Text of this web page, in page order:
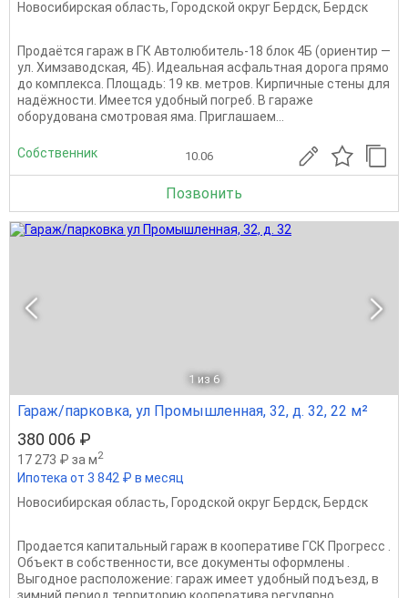
Новосибирская область, Городской округ Бердск, Бердск
Продаётся гараж в ГК Автолюбитель-18 блок 4Б (ориентир —
ул. Химзаводская, 4Б). Идеальная асфальтная дорога прямо
до комплекса. Площадь: 19 кв. метров. Кирпичные стены для
надёжности. Имеется удобный погреб. В гараже
оборудована смотровая яма. Приглашаем...
Собственник 10.06
Позвонить
1 из 6
Гараж/парковка, ул Промышленная, 32, д. 32, 22 м²
380 006 ₽
17 273 ₽ за м2
Ипотека от 3 842 ₽ в месяц
Новосибирская область, Городской округ Бердск, Бердск
Продается капитальный гараж в кооперативе ГСК Прогресс .
Объект в собственности, все документы оформлены .
Выгодное расположение: гараж имеет удобный подъезд, в